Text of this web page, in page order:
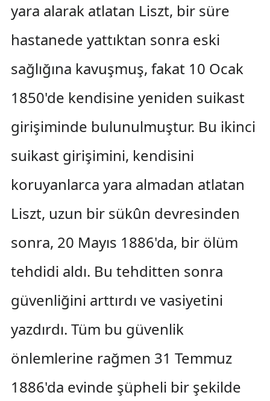
yara alarak atlatan Liszt, bir süre
hastanede yattıktan sonra eski
sağlığına kavuşmuş, fakat 10 Ocak
1850'de kendisine yeniden suikast
girişiminde bulunulmuştur. Bu ikinci
suikast girişimini, kendisini
koruyanlarca yara almadan atlatan
Liszt, uzun bir sükûn devresinden
sonra, 20 Mayıs 1886'da, bir ölüm
tehdidi aldı. Bu tehditten sonra
güvenliğini arttırdı ve vasiyetini
yazdırdı. Tüm bu güvenlik
önlemlerine rağmen 31 Temmuz
1886'da evinde şüpheli bir şekilde